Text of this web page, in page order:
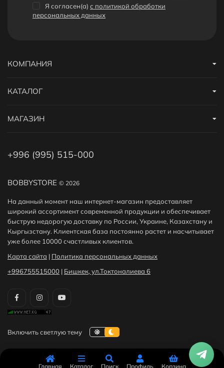
Я согласен(a) с политикой обработки
персональных данных
BOBBYSTORE © 2026
На данный момент наш интернет-магазин предоставляет
широкий ассортимент современной продукции и обеспечивает
быструю недорогую доставку по России, Украине, Казахстану и
Кыргызстану. Клиентская база постоянно растет и насчитывает
уже более 10000 счастливых клиентов.
Карта сайта | Политика персональных данных
+996755515000 | Бишкек, ул.Токтоналиева 6
КОМПАНИЯ
КАТАЛОГ
МАГАЗИН
+996 (995) 515-000
Главная Каталог Поиск Профиль Корзина